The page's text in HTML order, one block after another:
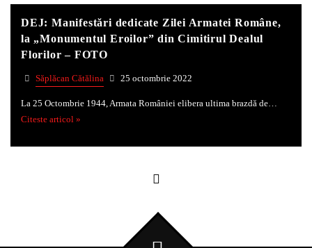
DEJ: Manifestări dedicate Zilei Armatei Române,
la „Monumentul Eroilor” din Cimitirul Dealul
Florilor – FOTO
Săplăcan Cătălina 25 octombrie 2022
La 25 Octombrie 1944, Armata României elibera ultima brazdă de…
Citeste articol »